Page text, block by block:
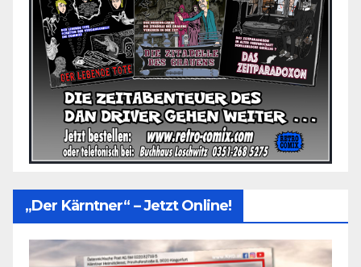
„Der Kärntner“ – Jetzt Online!